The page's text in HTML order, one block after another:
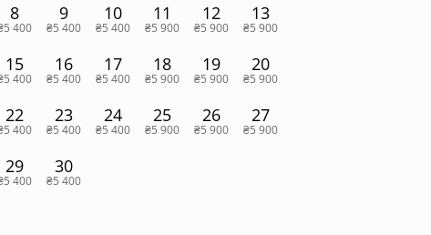
8
400
9
₴5 400
10
₴5 400
11
₴5 900
12
₴5 900
13
₴5 900
15
400
16
₴5 400
17
₴5 400
18
₴5 900
19
₴5 900
20
₴5 900
22
400
23
₴5 400
24
₴5 400
25
₴5 900
26
₴5 900
27
₴5 900
29
400
30
₴5 400